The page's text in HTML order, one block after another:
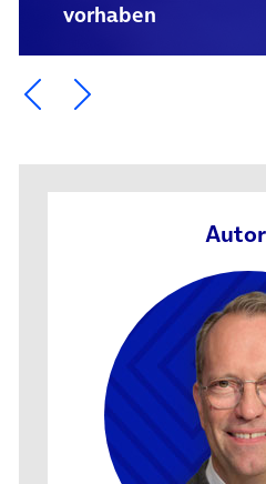
vorhaben
Ein Element zurück
Ein Element weiter